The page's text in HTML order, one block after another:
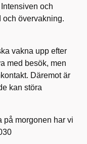
och
och övervakning.
vakna upp efter
med besök, men
Däremot är
kan störa
på morgonen har vi